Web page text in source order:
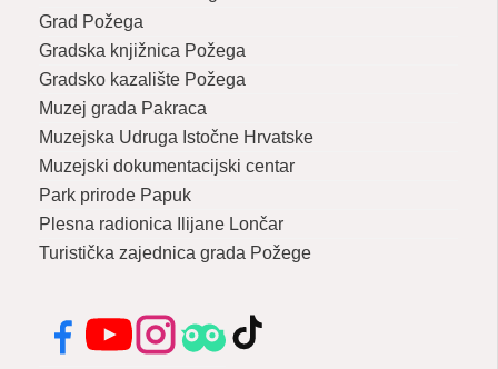
Grad Požega
Gradska knjižnica Požega
Gradsko kazalište Požega
Muzej grada Pakraca
Muzejska Udruga Istočne Hrvatske
Muzejski dokumentacijski centar
Park prirode Papuk
Plesna radionica Ilijane Lončar
Turistička zajednica grada Požege
FacebookYouTubeInstagramTripadvisor
TikTok